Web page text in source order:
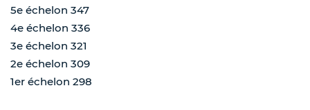
5e échelon 347
4e échelon 336
3e échelon 321
2e échelon 309
1er échelon 298